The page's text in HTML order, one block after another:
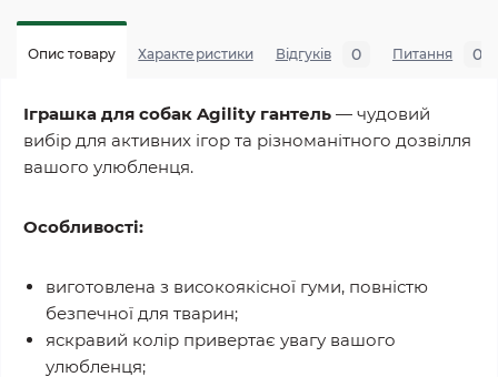
Опис товару Характеристики Відгуків 0 Питання 0
Іграшка для собак Agility гантель — чудовий
вибір для активних ігор та різноманітного дозвілля
вашого улюбленця.
Особливості:
виготовлена з високоякісної гуми, повністю
безпечної для тварин;
яскравий колір привертає увагу вашого
улюбленця;